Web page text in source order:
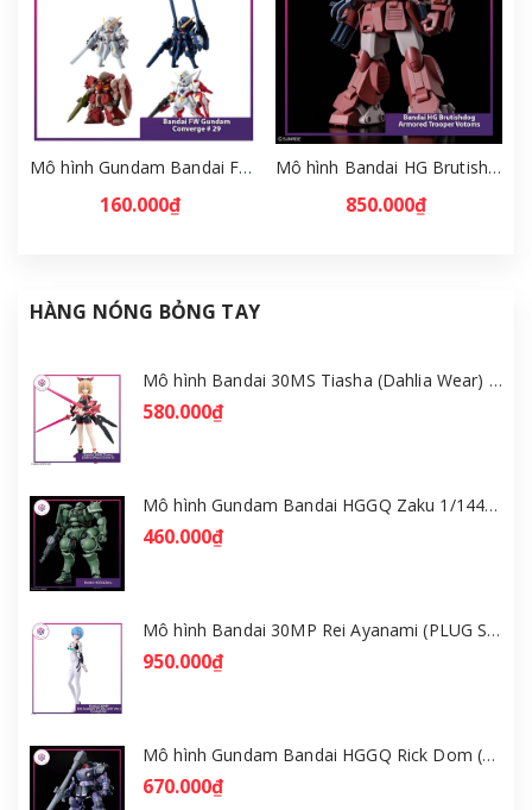
Mô hình Gundam Bandai FW Gundam Converge # 29 Full Set [GDB] [FCH]
160.000₫
Mô hình Bandai HG Brutishdog - Armored Trooper Votoms [GDB] [BHG]
850.000₫
HÀNG NÓNG BỎNG TAY
Mô hình Bandai 30MS Tiasha (Dahlia Wear) [Color B] [GDB] [30MS]
580.000₫
Mô hình Gundam Bandai HGGQ Zaku 1/144 – MSG GQuuuuuuX [GDB] [BHG]
460.000₫
Mô hình Bandai 30MP Rei Ayanami (PLUG SUIT Ver.) – Evangelion [GDB] [30MP]
950.000₫
Mô hình Gundam Bandai HGGQ Rick Dom (Gaia / Ortega) 1/144 [GDB] [BHG]
670.000₫